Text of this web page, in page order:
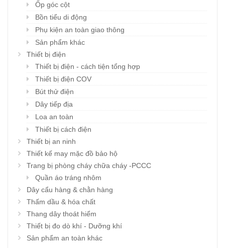
Ốp góc cột
Bồn tiểu di động
Phụ kiện an toàn giao thông
Sản phẩm khác
Thiết bị điện
Thiết bị điện - cách tiện tổng hợp
Thiết bị điện COV
Bút thử điện
Dây tiếp địa
Loa an toàn
Thiết bị cách điện
Thiết bị an ninh
Thiết kế may mặc đồ bảo hộ
Trang bị phòng cháy chữa cháy -PCCC
Quần áo tráng nhôm
Dây cẩu hàng & chằn hàng
Thấm dầu & hóa chất
Thang dây thoát hiểm
Thiết bị đo dò khí - Dưỡng khí
Sản phẩm an toàn khác